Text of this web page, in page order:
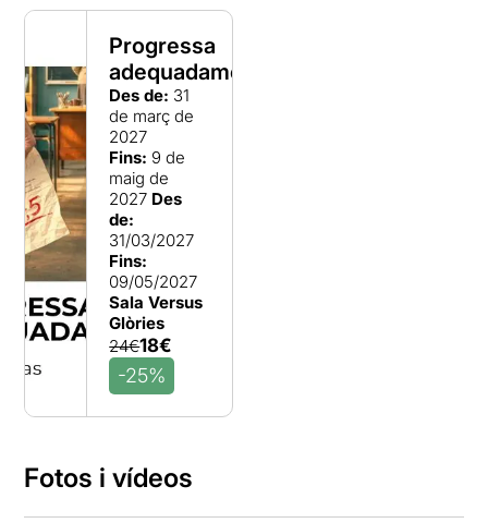
Progressa
adequadament
Des de: 31
de març de
2027
Fins: 9 de
maig de
2027 Des
de:
31/03/2027
Fins:
09/05/2027
Sala Versus
Glòries
24€18€
-25%
Fotos i vídeos